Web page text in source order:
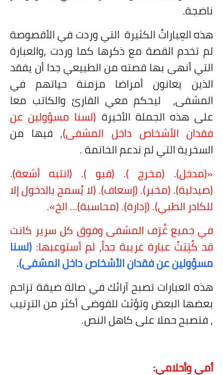
ناضجة.
هذه العِباراتٌ الكثيرة التي وردت في الأقصوصة
لم تخدم القصة مع ذكرها كما وردت ,والعبارة
التي أنهى بها قصته من الطبيعي جدا أن يفقد
الذين يعانون أمراضا مزمنة حياتهم في
المشفى،
ليحكم معي القارئ والكاتب معا
على هذه الجملة الأخيرة (لسنا مسؤولين عن
فقدان الأشخاص داخل المشفى),فيها من
السخرية التي لم تدعم الخاتمة .
«(مدخل). (مخرج ). (قبو ). (انتبه أشعة).
(صيدلية). (مخبر). (إسعاف). (لا يُسمح بالدخول إلا
للكادر الطبي). (إدارة). (محاسبة)… الخ».
في جميع غُرَف المشفى وفوق كل سرير كانت
قد كُتِبَتْ عبارة غريبة جداً، لم أستوعبها: (لسنا
مسؤولين عن فقدان الأشخاص داخل المشفى).
هذه العبارات تصبح آرائك في صالة ضيقة تزاحم
بعضها البعض وتؤثث للفوضى أكثر من الترتيب
, فتصبح حملا على كاهل النص.
أمي وأحلامي: